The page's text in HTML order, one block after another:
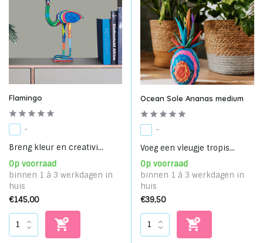
Flamingo
-
Breng kleur en creativi...
Op voorraad
binnen 1 à 3 werkdagen in
huis
€145,00
Ocean Sole Ananas medium
-
Voeg een vleugje tropis...
Op voorraad
binnen 1 à 3 werkdagen in
huis
€39,50